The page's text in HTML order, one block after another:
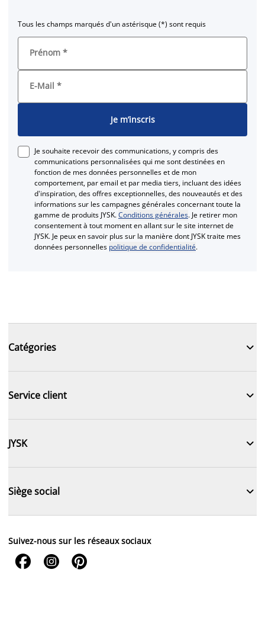
Tous les champs marqués d'un astérisque (*) sont requis
Prénom *
E-Mail *
Je m’inscris
Je souhaite recevoir des communications, y compris des
communications personnalisées qui me sont destinées en
fonction de mes données personnelles et de mon
comportement, par email et par media tiers, incluant des idées
d'inspiration, des offres exceptionnelles, des nouveautés et des
informations sur les campagnes générales concernant toute la
gamme de produits JYSK.Conditions générales. Je retirer mon
consentement à tout moment en allant sur le site internet de
JYSK. Je peux en savoir plus sur la manière dont JYSK traite mes
données personnelles politique de confidentialité.
Catégories 
Service client 
JYSK 
Siège social 
Suivez-nous sur les réseaux sociaux
  